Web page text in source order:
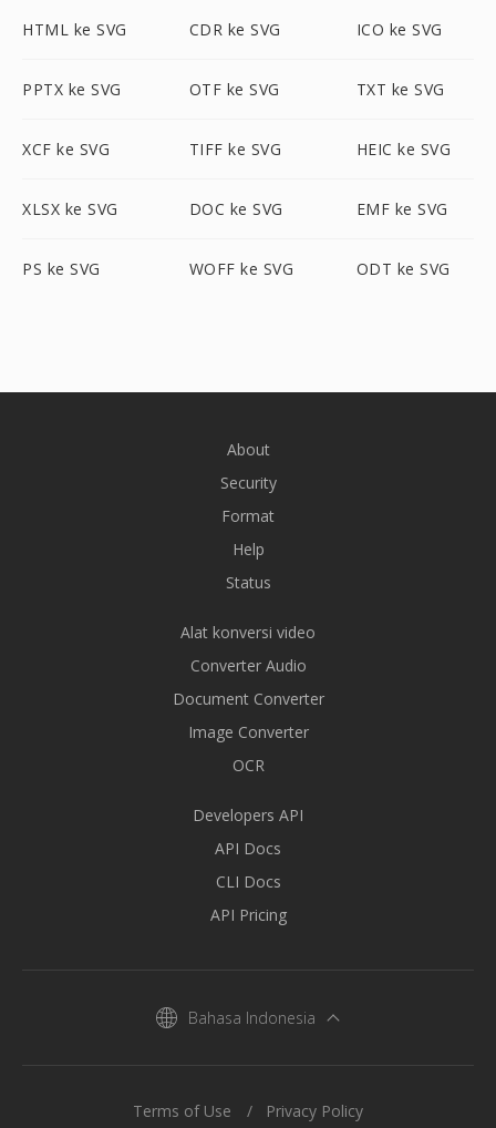
HTML ke SVG CDR ke SVG ICO ke SVG
PPTX ke SVG OTF ke SVG TXT ke SVG
XCF ke SVG TIFF ke SVG HEIC ke SVG
XLSX ke SVG DOC ke SVG EMF ke SVG
PS ke SVG WOFF ke SVG ODT ke SVG
About
Security
Format
Help
Status
Alat konversi video
Converter Audio
Document Converter
Image Converter
OCR
Developers API
API Docs
CLI Docs
API Pricing
Bahasa Indonesia
Terms of Use Privacy Policy